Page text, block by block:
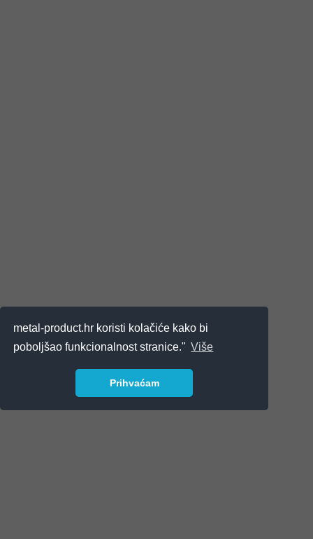
metal-product.hr koristi kolačiće kako bi
poboljšao funkcionalnost stranice." Više
Prihvaćam